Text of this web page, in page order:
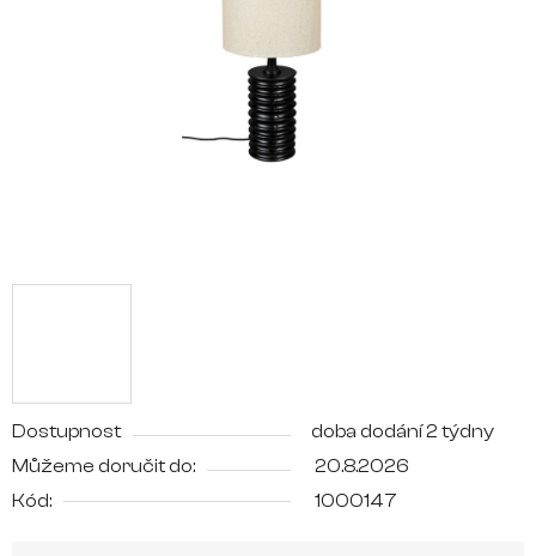
Dostupnost
doba dodání 2 týdny
Můžeme doručit do:
20.8.2026
Kód:
1000147